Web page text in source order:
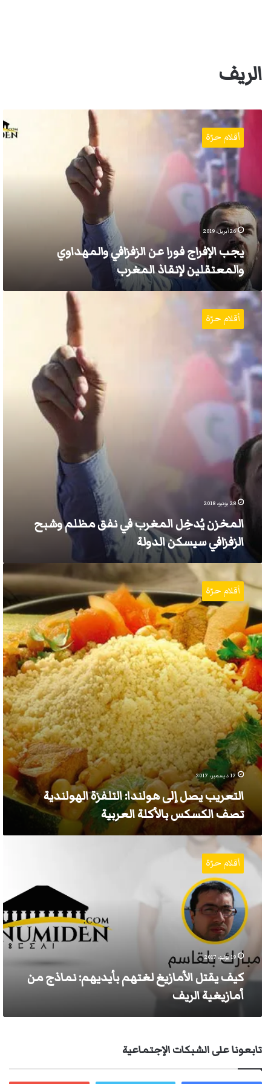
الريف
يجب
الإفراج
الزفزافي
والمهداوي
والمعتقلين
لإنقاذ
المغرب
أقلام حرّة
26 أبريل، 2019
يجب الإفراج فورا عن الزفزافي والمهداوي
والمعتقلين لإنقاذ المغرب
المخزن
يُدخِل
المغرب
نفق
مظلم
وشبح
الزفزافي
سيسكن
الدولة
أقلام حرّة
28 يونيو، 2018
المخزن يُدخِل المغرب في نفق مظلم وشبح
الزفزافي سيسكن الدولة
يصل
إلى
هولندا:
التلفزة
الهولندية
تصف
الكسكس
بالأكلة
العربية
أقلام حرّة
17 ديسمبر، 2017
التعريب يصل إلى هولندا: التلفزة الهولندية
تصف الكسكس بالأكلة العربية
كيف
يقتل
الأمازيغ
بأيديهم:
نماذج
أمازيغية
أقلام حرّة
19 يوليو، 2017
كيف يقتل الأمازيغ لغتهم بأيديهم: نماذج من
أمازيغية الريف
تابعونا على الشبكات الإجتماعية